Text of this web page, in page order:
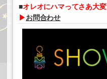
オレオにハマってさあ大変
▶お問合わせ